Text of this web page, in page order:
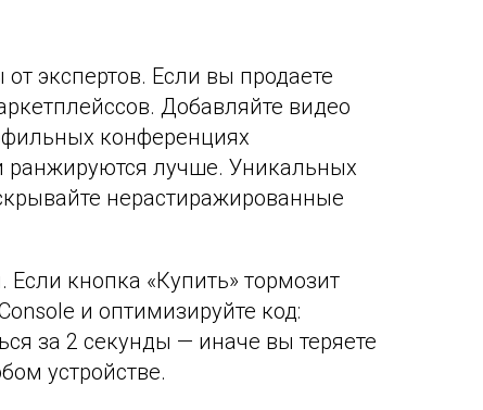
экспертов. Если вы продаете
Добавляйте видео
конференциях
ранжируются лучше. Уникальных
нерастиражированные
кнопка «Купить» тормозит
и оптимизируйте код:
за 2 секунды — иначе вы теряете
устройстве.